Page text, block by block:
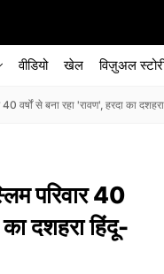
वीडियो खेल विज़ुअल
वर्षों से बना रहा 'रावण', हरदा का
परिवार 40
का दशहरा हिंदू-